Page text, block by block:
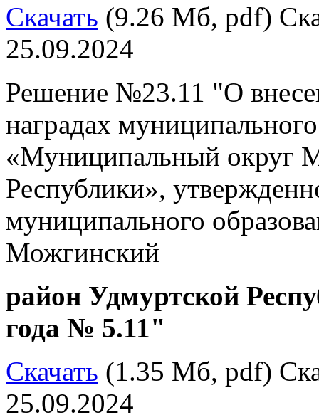
Скачать (9.26 Мб, pdf)
25.09.2024
Решение №23.11 "О
наградах
«Муниципальный округ
Республики»,
муниципального
Можгинский
район Удмуртской
года № 5.11"
Скачать (1.35 Мб, pdf)
25.09.2024